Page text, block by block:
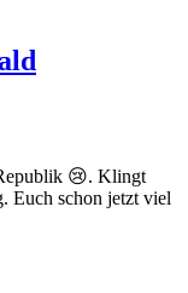
😢. Klingt
Euch schon jetzt viel